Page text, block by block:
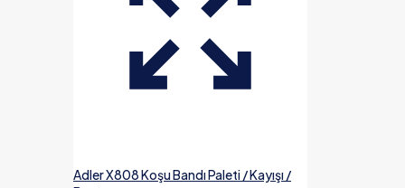
Adler X808 Koşu Bandı Paleti / Kayışı /